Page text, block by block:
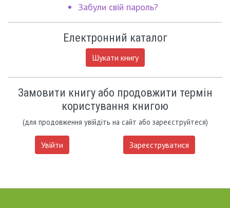
Забули свій пароль?
Електронний каталог
Шукати книгу
Замовити книгу або продовжити термін
користування книгою
(для продовження увійдіть на сайт або зареєструйтеся)
Увійти Зареєструватися